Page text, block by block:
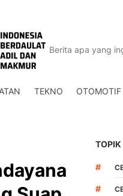
TEKNO OTOMOTIF
TOPIK
#
#